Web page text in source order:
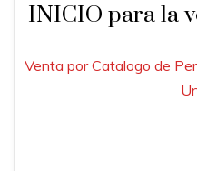
INICIO para la
Venta por Catalogo de